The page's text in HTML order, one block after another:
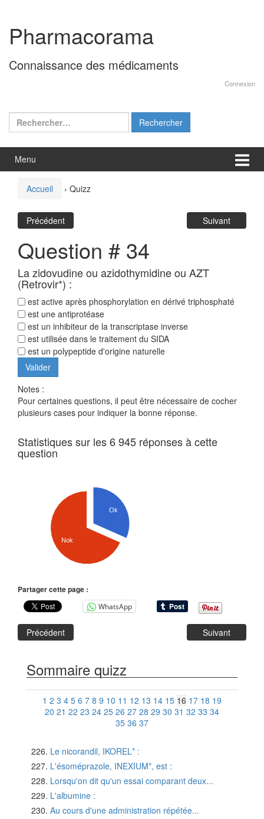
contenu
menu
principal
Pharmacorama
Connaissance des médicaments
Connexion
Rechercher :
Menu
Accueil › Quizz
Précédent Suivant
Question # 34
La zidovudine ou azidothymidine ou AZT
(Retrovir*) :
est active après phosphorylation en dérivé triphosphaté
est une antiprotéase
est un inhibiteur de la transcriptase inverse
est utilisée dans le traitement du SIDA
est un polypeptide d'origine naturelle
Notes :
Pour certaines questions, il peut être nécessaire de cocher
plusieurs cases pour indiquer la bonne réponse.
Statistiques sur les 6 945 réponses à cette
question
Ok
Nok
Partager cette page :
WhatsApp
Précédent Suivant
Sommaire quizz
1 2 3 4 5 6 7 8 9 10 11 12 13 14 15 16 17 18 19
20 21 22 23 24 25 26 27 28 29 30 31 32 33 34
35 36 37
Le nicorandil, IKOREL* :
L'ésoméprazole, INEXIUM*, est :
Lorsqu'on dit qu'un essai comparant deux...
L'albumine :
Au cours d'une administration répétée...